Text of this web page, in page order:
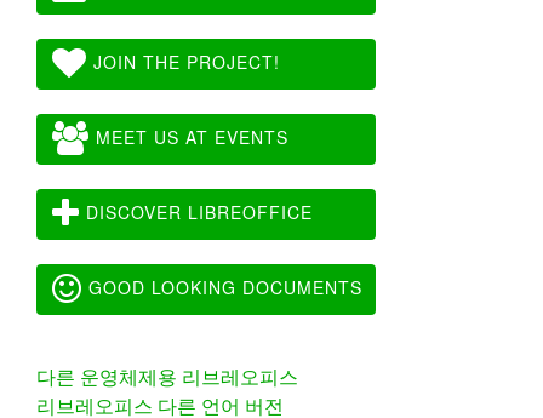
JOIN THE PROJECT!
MEET US AT EVENTS
DISCOVER LIBREOFFICE
GOOD LOOKING DOCUMENTS
다른 운영체제용 리브레오피스
리브레오피스 다른 언어 버전